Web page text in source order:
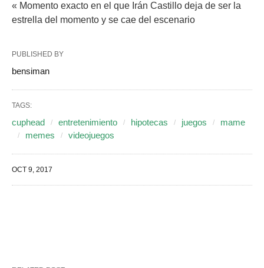
« Momento exacto en el que Irán Castillo deja de ser la
estrella del momento y se cae del escenario
PUBLISHED BY
bensiman
TAGS:
cuphead entretenimiento hipotecas juegos
mame
memes
videojuegos
OCT 9, 2017